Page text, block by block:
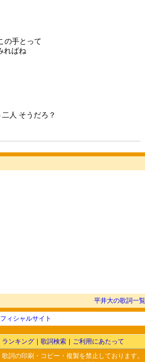
の手とって
ればね
人 そうだろ？
平井大の歌詞一覧
ィシャルサイト
ランキング ｜ 歌詞検索 ｜ ご利用にあたって
詞の印刷・コピー・複製を禁止しております。